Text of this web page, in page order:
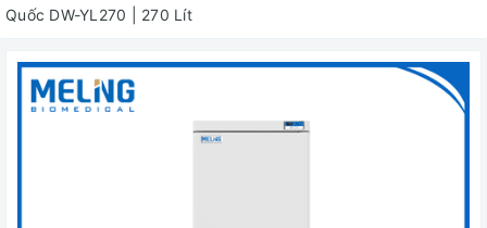
Quốc DW-YL270 | 270 Lít